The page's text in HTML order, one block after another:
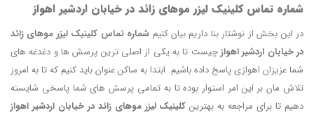
شماره تماس کلینیک لیزر موهای زائد در خیابان اردشیر اهواز
در این بخش از نوشتار بنا داریم بیان کنیم شماره تماس کلینیک لیزر موهای زائد
در خیابان اردشیر اهوازچیست تا به یکی از اصلی ترین پرسش ها و دغدغه های
شما عزیزان اهوازی پاسخ داده باشیم. ابتدا به ساکن عنوان باید کنیم که تا به امروز
تلاش مان بر این امر استوار بوده تا به تمامی پرسش های شما پاسخی شایسته
دهیم تا برای مراجعه به بهترین کلینیک لیزر موهای زائد در خیابان اردشیر اهواز